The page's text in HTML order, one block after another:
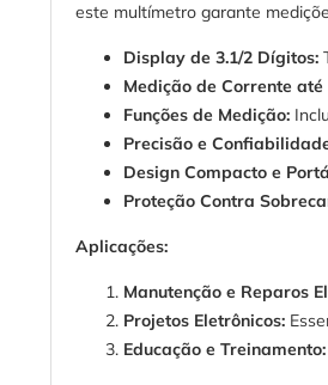
este multímetro garante
Display de 3.1/2 Dígitos:
Medição de Corrente até
Funções de Medição:
Precisão e
Design Compacto e
Proteção Contra
Aplicações:
Manutenção e Reparos
Projetos Eletrônicos:
Educação e Treinamento: